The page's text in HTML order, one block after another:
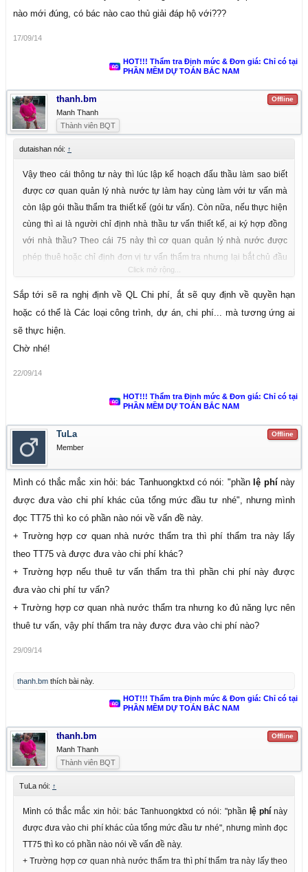
nào mới đúng, có bác nào cao thủ giải đáp hộ với???
17/09/14
HOT!!! Thẩm tra Định mức & Đơn giá: Chỉ có tại
PHẦN MỀM DỰ TOÁN BẮC NAM
Offline
thanh.bm
Manh Thanh
Thành viên BQT
dutaishan nói: ↑
Vậy theo cái thông tư này thì lúc lập kế hoạch đấu thầu làm sao biết
được cơ quan quản lý nhà nước tự làm hay cùng làm với tư vấn mà
còn lập gói thầu thẩm tra thiết kế (gói tư vấn). Còn nữa, nếu thực hiện
cùng thì ai là người chỉ định nhà thầu tư vấn thiết kế, ai ký hợp đồng
với nhà thầu? Theo cái 75 này thì cơ quan quản lý nhà nước được
phép thuê hoặc chỉ định đơn vị tư vấn thẩm tra nhưng lại bắt chủ đầu
tư trả tiền cho nhà thầu tư vấn. Theo Luật đấu thầu thì chủ đầu tư mới
được lựa chọn, ký kết hợp đồng với nhà thầu. Vậy phải làm thế nào
mới đúng, có bác nào cao thủ giải đáp hộ với???
Click mở rộng...
Sắp tới sẽ ra nghị định về QL Chi phí, ắt sẽ quy định về quyền hạn
hoặc có thể là Các loại công trình, dự án, chi phí... mà tương ứng ai
sẽ thực hiện.
Chờ nhé!
22/09/14
HOT!!! Thẩm tra Định mức & Đơn giá: Chỉ có tại
PHẦN MỀM DỰ TOÁN BẮC NAM
Offline
TuLa
Member
Mình có thắc mắc xin hỏi: bác Tanhuongktxd có nói: "phần lệ phínày
được đưa vào chi phí khác của tổng mức đầu tư nhé", nhưng mình
đọc TT75 thì ko có phần nào nói về vấn đề này.
+ Trường hợp cơ quan nhà nước thẩm tra thì phí thẩm tra này lấy
theo TT75 và được đưa vào chi phí khác?
+ Trường hợp nếu thuê tư vấn thẩm tra thì phần chi phí này được
đưa vào chi phí tư vấn?
+ Trường hợp cơ quan nhà nước thẩm tra nhưng ko đủ năng lực nên
thuê tư vấn, vậy phí thẩm tra này được đưa vào chi phí nào?
29/09/14
thanh.bm thích bài này.
HOT!!! Thẩm tra Định mức & Đơn giá: Chỉ có tại
PHẦN MỀM DỰ TOÁN BẮC NAM
Offline
thanh.bm
Manh Thanh
Thành viên BQT
TuLa nói: ↑
Mình có thắc mắc xin hỏi: bác Tanhuongktxd có nói: "phần lệ phínày
được đưa vào chi phí khác của tổng mức đầu tư nhé", nhưng mình đọc
TT75 thì ko có phần nào nói về vấn đề này.
+ Trường hợp cơ quan nhà nước thẩm tra thì phí thẩm tra này lấy theo